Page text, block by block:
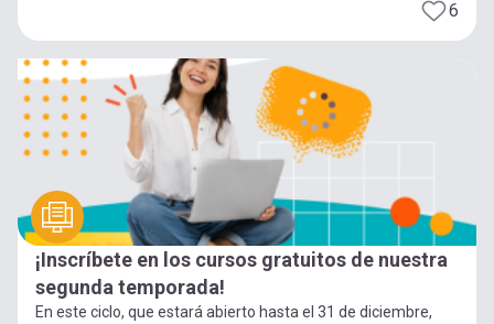
6
¡Inscríbete en los cursos gratuitos de nuestra
segunda temporada!
En este ciclo, que estará abierto hasta el 31 de diciembre,